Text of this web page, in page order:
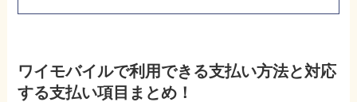
ワイモバイルで利用できる支払い方法と対応
する支払い項目まとめ！